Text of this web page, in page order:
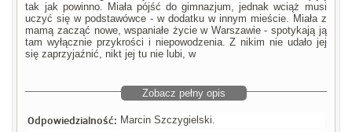
tak jak powinno. Miała pójść do gimnazjum, jednak wciąż musi
uczyć się w podstawówce - w dodatku w innym mieście. Miała z
mamą zacząć nowe, wspaniałe życie w Warszawie - spotykają ją
tam wyłącznie przykrości i niepowodzenia. Z nikim nie udało jej
się zaprzyjaźnić, nikt jej tu nie lubi, w
Zobacz pełny opis
Odpowiedzialność: Marcin Szczygielski.